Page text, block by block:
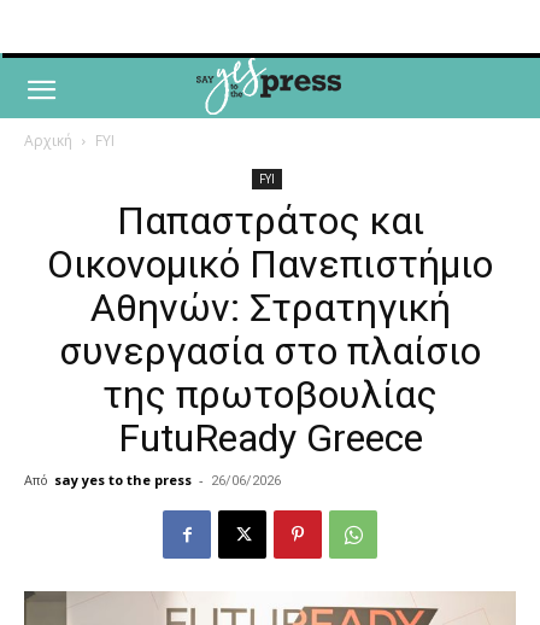
Αρχική FYI
FYI
Παπαστράτος και
Οικονομικό Πανεπιστήμιο
Αθηνών: Στρατηγική
συνεργασία στο πλαίσιο
της πρωτοβουλίας
FutuReady Greece
Από say yes to the press - 26/06/2026